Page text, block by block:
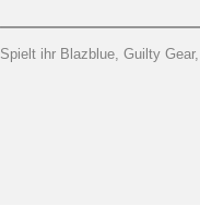
Spielt ihr Blazblue, Guilty